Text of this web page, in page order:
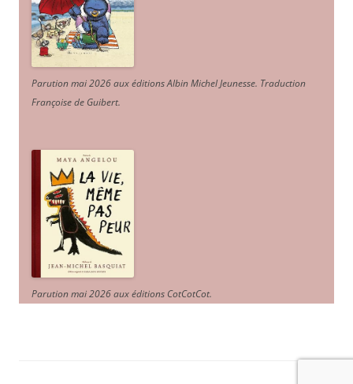
Parution mai 2026 aux éditions Albin Michel Jeunesse. Traduction
Françoise de Guibert.
Parution mai 2026 aux éditions CotCotCot.